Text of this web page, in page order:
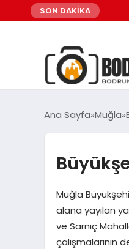
SON DAKİKA
Ana Sayfa Muğla
Muğla
alana yayılan
ve Sarnıç
çalışmalarının